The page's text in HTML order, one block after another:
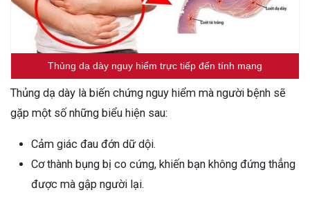
Thủng dạ dày nguy hiểm trực tiếp đến tính mạng
Thủng dạ dày là biến chứng nguy hiểm mà người bệnh sẽ
gặp một số những biểu hiện sau:
Cảm giác đau đớn dữ dội.
Cơ thành bụng bị co cứng, khiến bạn không đứng thẳng
được mà gập người lại.